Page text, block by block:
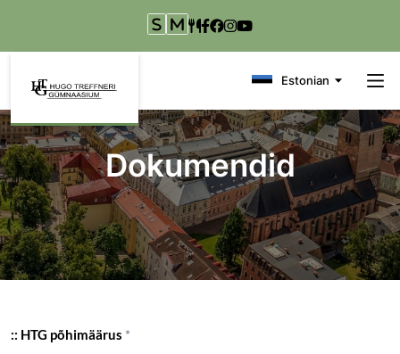
Estonian
Dokumendid
:: HTG põhimäärus *